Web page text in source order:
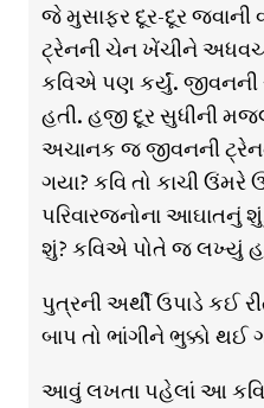
જે મુસાફર દૂર-દૂર જવાની
ટ્રેનની ચેન ખેંચીને
કવિએ પણ કર્યું. જીવનની
હતી. હજી દૂર સુધીની
અચાનક જ જીવનની
ગયા? કવિ તો કાચી
પરિવારજનોના આઘાતનું
શું? કવિએ પોતે જ લખ્યું
પુત્રની અર્થી ઉપાડે કઈ
બાપ તો ભાંગીને ભુક્કો થઈ
આવું લખતા પહેલાં આ